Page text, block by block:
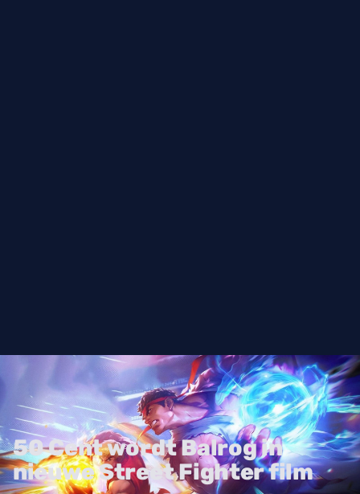
50 Cent wordt Balrog in
nieuwe Street Fighter film